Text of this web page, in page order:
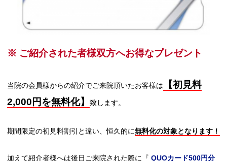
※ ご紹介された者様双方へお得なプレゼント
当院の会員様からの紹介でご来院頂いたお客様は
【初見料
2,000円を無料化】
致します。
期間限定の初見料割引と違い、恒久的に無料化の対象となります！
加えて紹介者様へは後日ご来院された際に『 QUOカード500円分